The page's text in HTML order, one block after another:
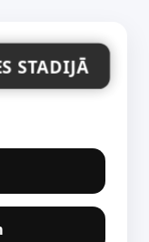
STADIJĀ